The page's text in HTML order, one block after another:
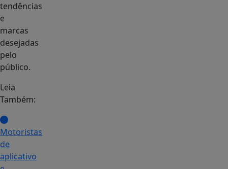
tendências
e
marcas
desejadas
pelo
público.
Leia
Também:
Motoristas
de
aplicativo